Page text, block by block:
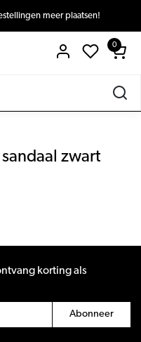
meer plaatsen!
0
zwart
korting als
Abonneer